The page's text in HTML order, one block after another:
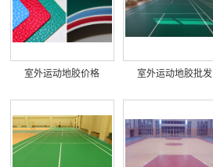
室外运动地胶价格 室外运动地胶批发